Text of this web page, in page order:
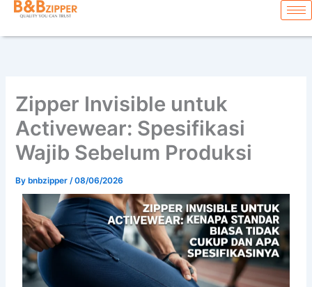
content
Skip
content
Zipper Invisible untuk
Activewear: Spesifikasi
Wajib Sebelum Produksi
By bnbzipper/08/06/2026